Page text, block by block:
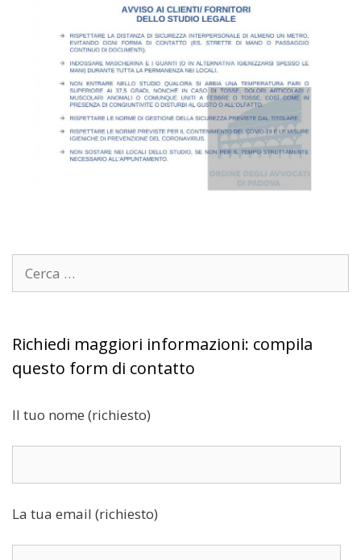
Richiedi maggiori informazioni: compila
questo form di contatto
Il tuo nome (richiesto)
La tua email (richiesto)